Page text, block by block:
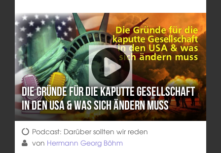
Die Gründe für die kaputte Gesellschaft
in den USA & was sich ändern muss
Podcast: Darüber sollten wir reden
von Hermann Georg Böhm